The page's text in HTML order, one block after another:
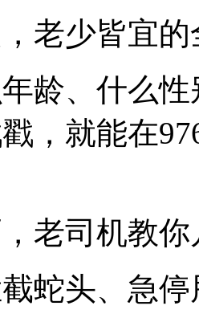
，老少皆宜
龄、什么
，就能在
，老司机教
蛇头、急